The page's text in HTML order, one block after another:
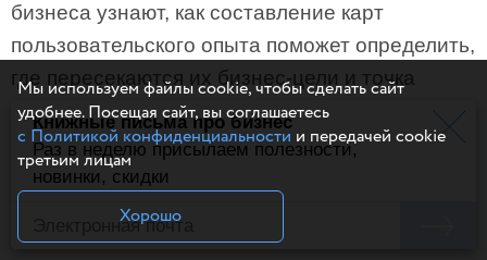
бизнеса узнают, как составление карт
пользовательского опыта поможет определить,
где пересекаются их бизнес-цели и точка
зрения клиентов. Как только вы вооружитесь
этими данными, сможете предоставить
пользователям реальную ценность.
Книга разделена на три части, в которых вы:
Книжные письма про бизнес
Раз в неделю присылаем полезности,
новинки, скидки
Мы используем файлы cookie, чтобы сделать сайт
удобнее. Посещая сайт, вы соглашаетесь
с Политикой конфиденциальности и передачей cookie
третьим лицам
Хорошо